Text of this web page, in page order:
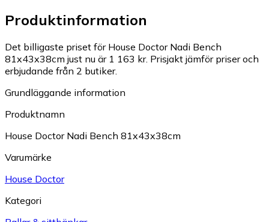
Produktinformation
Det billigaste priset för House Doctor Nadi Bench
81x43x38cm just nu är 1 163 kr. Prisjakt jämför priser och
erbjudande från 2 butiker.
Grundläggande information
Produktnamn
House Doctor Nadi Bench 81x43x38cm
Varumärke
House Doctor
Kategori